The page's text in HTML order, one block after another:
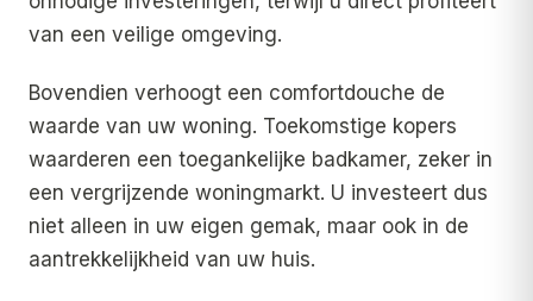
van een veilige omgeving.
Bovendien verhoogt een comfortdouche de
waarde van uw woning. Toekomstige kopers
waarderen een toegankelijke badkamer, zeker in
een vergrijzende woningmarkt. U investeert dus
niet alleen in uw eigen gemak, maar ook in de
aantrekkelijkheid van uw huis.